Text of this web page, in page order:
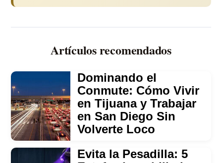
Artículos recomendados
Dominando el
Conmute: Cómo Vivir
en Tijuana y Trabajar
en San Diego Sin
Volverte Loco
Evita la Pesadilla: 5